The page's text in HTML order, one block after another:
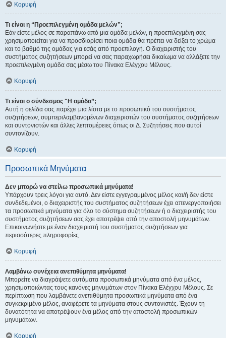
Κορυφή
Τι είναι η “Προεπιλεγμένη ομάδα μελών”;
Εάν είστε μέλος σε παραπάνω από μια ομάδα μελών, η προεπιλεγμένη σας
χρησιμοποιείται για να προσδιορίσει ποια ομάδα θα πρέπει να δείξει το χρώμα
και το βαθμό της ομάδας για εσάς από προεπιλογή. Ο διαχειριστής του
συστήματος συζητήσεων μπορεί να σας παραχωρήσει δικαίωμα να αλλάξετε την
προεπιλεγμένη ομάδα σας μέσω του Πίνακα Ελέγχου Μέλους.
Κορυφή
Τι είναι ο σύνδεσμος "Η ομάδα”;
Αυτή η σελίδα σας παρέχει μια λίστα με το προσωπικό του συστήματος
συζητήσεων, συμπεριλαμβανομένων διαχειριστών του συστήματος συζητήσεων
και συντονιστών και άλλες λεπτομέρειες όπως οι Δ. Συζητήσεις που αυτοί
συντονίζουν.
Κορυφή
Προσωπικά Μηνύματα
Δεν μπορώ να στείλω προσωπικά μηνύματα!
Υπάρχουν τρεις λόγοι για αυτό. Δεν είστε εγγεγραμμένος μέλος και/ή δεν είστε
συνδεδεμένοι, ο διαχειριστής του συστήματος συζητήσεων έχει απενεργοποιήσει
τα προσωπικά μηνύματα για όλο το σύστημα συζητήσεων ή ο διαχειριστής του
συστήματος συζητήσεων σας έχει αποτρέψει από την αποστολή μηνυμάτων.
Επικοινωνήστε με έναν διαχειριστή του συστήματος συζητήσεων για
περισσότερες πληροφορίες.
Κορυφή
Λαμβάνω συνέχεια ανεπιθύμητα μηνύματα!
Μπορείτε να διαγράψετε αυτόματα προσωπικά μηνύματα από ένα μέλος,
χρησιμοποιώντας τους κανόνες μηνυμάτων στον Πίνακα Ελέγχου Μέλους. Σε
περίπτωση που λαμβάνετε ανεπιθύμητα προσωπικά μηνύματα από ένα
συγκεκριμένο μέλος, αναφέρετε τα μηνύματα στους συντονιστές. Έχουν τη
δυνατότητα να αποτρέψουν ένα μέλος από την αποστολή προσωπικών
μηνυμάτων.
Κορυφή